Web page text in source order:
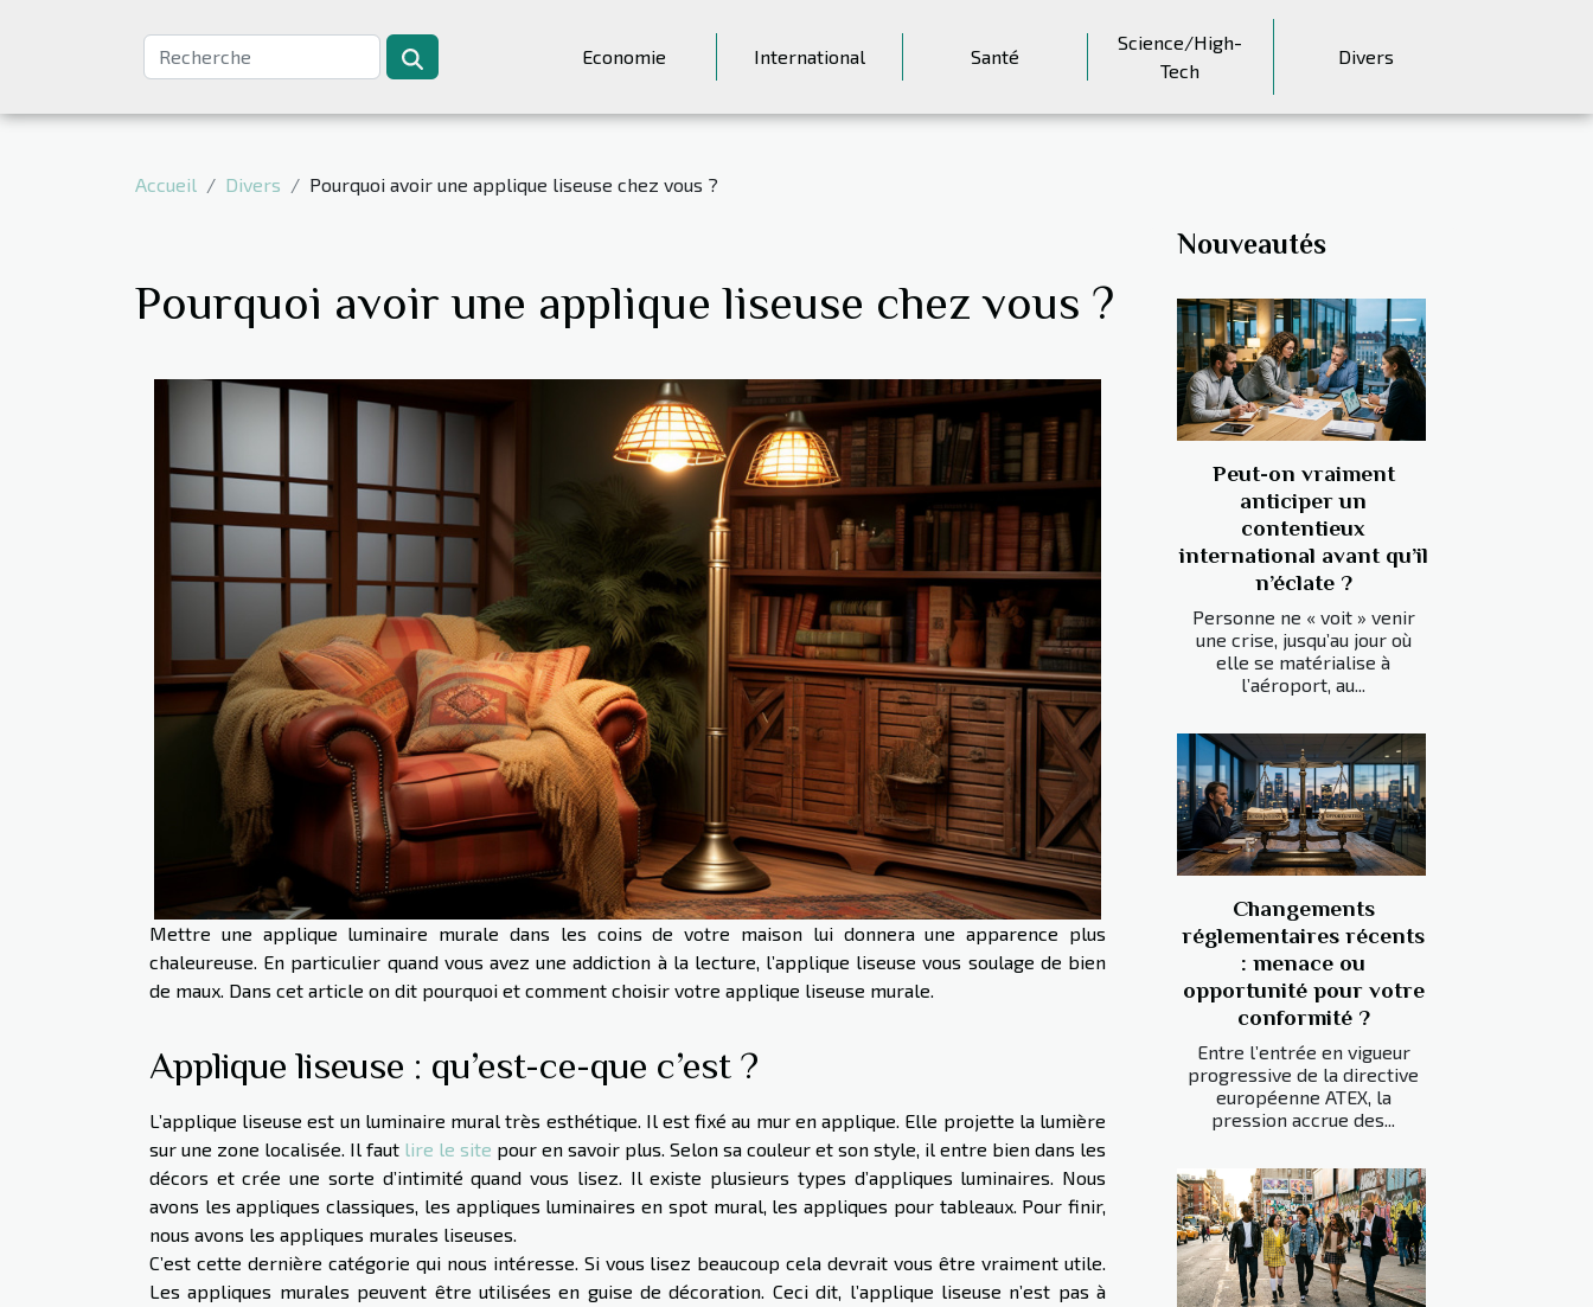
Economie International Santé
Science/High-
Tech
Divers
Accueil Divers Pourquoi avoir une applique liseuse chez vous ?
Pourquoi avoir une applique liseuse chez vous ?
Mettre une applique luminaire murale dans les coins de votre maison lui donnera une apparence plus
chaleureuse. En particulier quand vous avez une addiction à la lecture, l’applique liseuse vous soulage de bien
de maux. Dans cet article on dit pourquoi et comment choisir votre applique liseuse murale.
Applique liseuse : qu’est-ce-que c’est ?
L’applique liseuse est un luminaire mural très esthétique. Il est fixé au mur en applique. Elle projette la lumière
sur une zone localisée. Il faut lire le site pour en savoir plus. Selon sa couleur et son style, il entre bien dans les
décors et crée une sorte d’intimité quand vous lisez. Il existe plusieurs types d’appliques luminaires. Nous
avons les appliques classiques, les appliques luminaires en spot mural, les appliques pour tableaux. Pour finir,
nous avons les appliques murales liseuses.
C’est cette dernière catégorie qui nous intéresse. Si vous lisez beaucoup cela devrait vous être vraiment utile.
Les appliques murales peuvent être utilisées en guise de décoration. Ceci dit, l’applique liseuse n’est pas à
Nouveautés
Peut-on vraiment
anticiper un
contentieux
international avant qu’il
n’éclate ?
Personne ne « voit » venir
une crise, jusqu’au jour où
elle se matérialise à
l’aéroport, au...
Changements
réglementaires récents
: menace ou
opportunité pour votre
conformité ?
Entre l’entrée en vigueur
progressive de la directive
européenne ATEX, la
pression accrue des...